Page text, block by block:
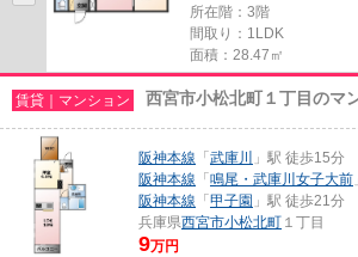
所在階：3階
間取り：1LDK
面積：28.47㎡
賃貸｜マンション 西宮市小松北町１丁目のマ
阪神本線 「 武庫川
」駅 徒歩15分
阪神本線 「 鳴尾・武庫川女子大前
阪神本線 「 甲子園 」駅 徒歩21分
兵庫県西宮市小松北町 １丁目
9万円